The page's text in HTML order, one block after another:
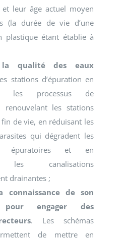
et leur âge actuel moyen
(la durée de vie d’une
plastique étant établie à
la qualité des eaux
stations d’épuration en
les processus de
renouvelant les stations
fin de vie, en réduisant les
qui dégradent les
épuratoires et en
les canalisations
drainantes ;
connaissance de son
pour engager des
. Les schémas
de mettre en